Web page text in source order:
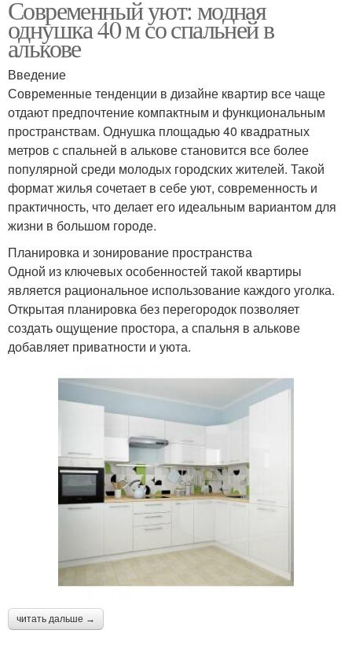
Современный уют: модная
однушка 40 м со спальней в
алькове
Введение
Современные тенденции в дизайне квартир все чаще
отдают предпочтение компактным и функциональным
пространствам. Однушка площадью 40 квадратных
метров с спальней в алькове становится все более
популярной среди молодых городских жителей. Такой
формат жилья сочетает в себе уют, современность и
практичность, что делает его идеальным вариантом для
жизни в большом городе.
Планировка и зонирование пространства
Одной из ключевых особенностей такой квартиры
является рациональное использование каждого уголка.
Открытая планировка без перегородок позволяет
создать ощущение простора, а спальня в алькове
добавляет приватности и уюта.
читать дальше →